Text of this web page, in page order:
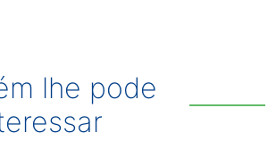
lhe pode